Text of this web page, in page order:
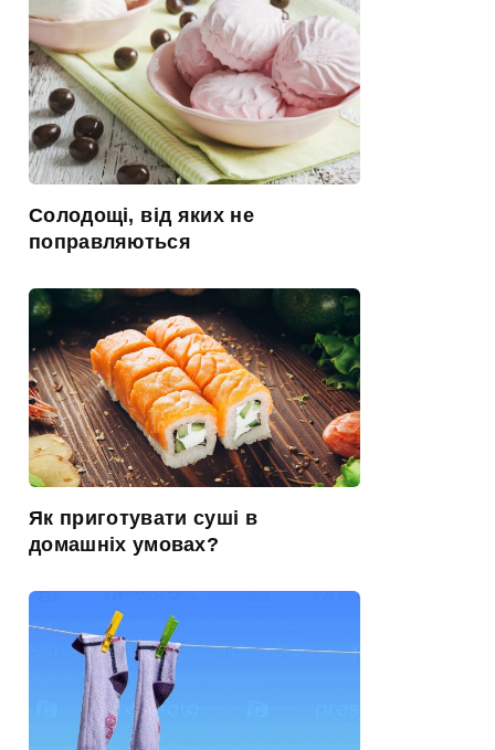
Солодощі, від яких не
поправляються
Як приготувати суші в
домашніх умовах?